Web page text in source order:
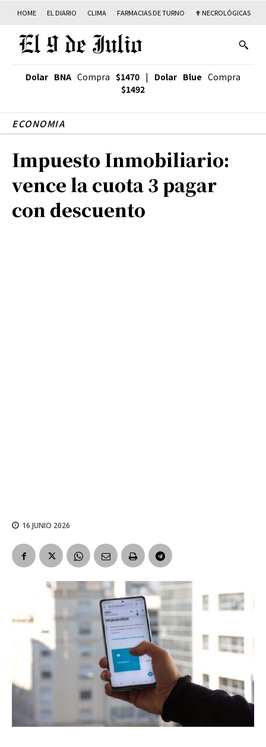
HOME EL DIARIO CLIMA FARMACIAS DE TURNO ✟ NECROLÓGICAS
Dolar BNA Compra $1470 | Dolar Blue Compra
$1492
ECONOMIA
Impuesto Inmobiliario:
vence la cuota 3 pagar
con descuento
16 JUNIO 2026